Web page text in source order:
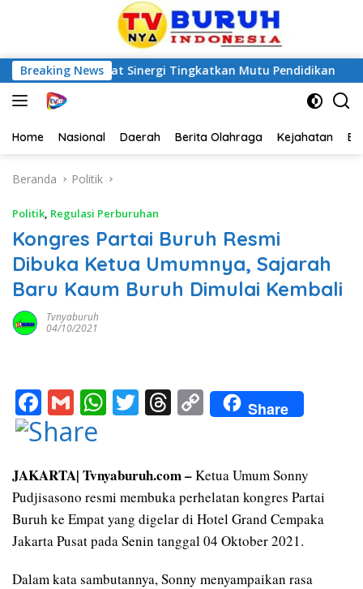
Breaking News
Perkuat Sinergi Tingkatkan Mutu Pendidikan
Home Nasional Daerah Berita Olahraga Kejahatan
Beranda Politik
Politik, Regulasi Perburuhan
Kongres Partai Buruh Resmi
Dibuka Ketua Umumnya, Sajarah
Baru Kaum Buruh Dimulai Kembali
Tvnyaburuh
04/10/2021
F
ac
b
o
o
k
G
m
l
W
s
A
p
p
T
er
T
a
d
s
C
o
y
Li
n
k
Share
JAKARTA| Tvnyaburuh.com –Ketua Umum Sonny
Pudjisasono resmi membuka perhelatan kongres Partai
Buruh ke Empat yang digelar di Hotel Grand Cempaka
Jakarta Pusat pada Senin tanggal 04 Oktober 2021.
Dalam kata sambutannya, Sonny menyampaikan rasa